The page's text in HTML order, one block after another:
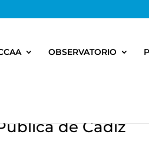
OBSERVATORIO
de Cádiz